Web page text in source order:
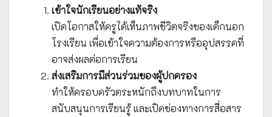
เข้าใจนักเรียนอย่างแท้จริง
เปิดโอกาสให้ครูได้เห็นภาพชีวิตจริงของเด็กนอก
โรงเรียน เพื่อเข้าใจความต้องการหรืออุปสรรคที่
อาจส่งผลต่อการเรียน
ส่งเสริมการมีส่วนร่วมของผู้ปกครอง
ทำให้ครอบครัวตระหนักถึงบทบาทในการ
สนับสนุนการเรียนรู้ และเปิดช่องทางการสื่อสาร